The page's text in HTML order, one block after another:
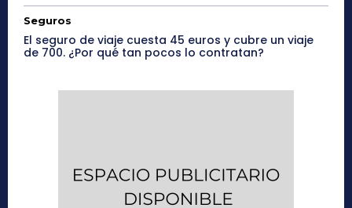
Seguros
El seguro de viaje cuesta 45 euros y cubre un viaje
de 700. ¿Por qué tan pocos lo contratan?